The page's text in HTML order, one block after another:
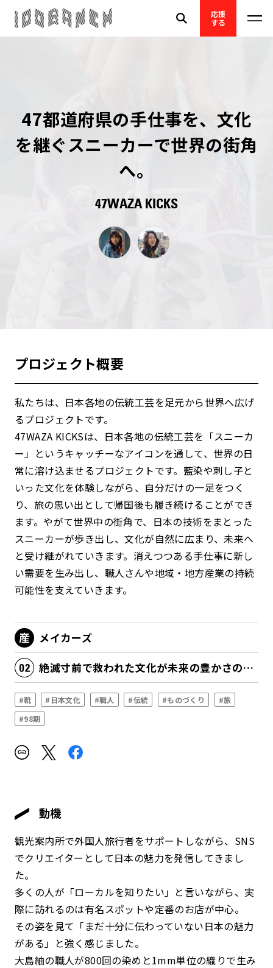
応援
する
47都道府県の手仕事を、文化
を継ぐスニーカーで世界の街角
へ。
47WAZA KICKS
プロジェクト概要
私たちは、日本各地の伝統工芸を足元から世界へ広げ
るプロジェクトです。
47WAZA KICKSは、日本各地の伝統工芸を「スニーカ
ー」というキャッチーなアイコンを通して、世界の日
常に溶け込ませるプロジェクトです。藍染や刺し子と
いった文化を体験しながら、自分だけの一足をつく
り、旅の思い出として帰国後も履き続けることができ
ます。やがて世界中の街角で、日本の技術をまとった
スニーカーが歩き出し、文化が自然に広まり、未来へ
と受け継がれていきます。消えつつある手仕事に新し
い需要を生み出し、職人さんや地域・地方産業の持続
可能性を支えていきます。
メイカーズ
絶滅寸前で救われた文化が未来の豊かさの源泉になる
#靴 #日本文化 #職人 #伝統 #ものづくり
#旅
#98期
動機
観光案内所で外国人旅行者をサポートしながら、SNS
でクリエイターとして日本の魅力を発信してきまし
た。
多くの人が「ローカルを知りたい」と言いながら、実
際に訪れるのは有名スポットや定番のお店が中心。
その姿を見て「まだ十分に伝わっていない日本の魅力
がある」と強く感じました。
大島紬の職人が800回の染めと1mm単位の織りで生み